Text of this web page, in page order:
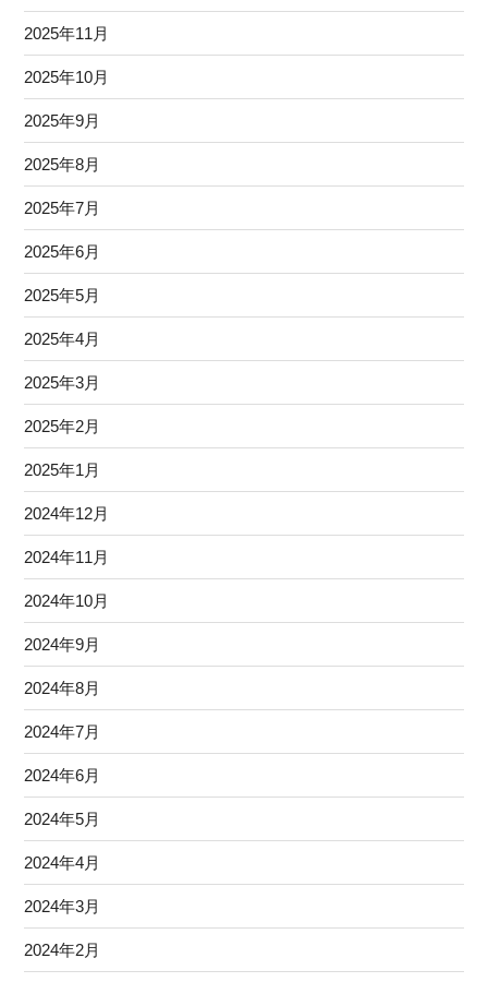
2025年11月
2025年10月
2025年9月
2025年8月
2025年7月
2025年6月
2025年5月
2025年4月
2025年3月
2025年2月
2025年1月
2024年12月
2024年11月
2024年10月
2024年9月
2024年8月
2024年7月
2024年6月
2024年5月
2024年4月
2024年3月
2024年2月